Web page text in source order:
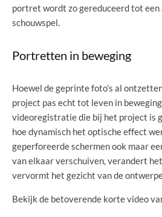
portret wordt zo gereduceerd tot
schouwspel.
Portretten in beweging
Hoewel de geprinte foto’s al
project pas echt tot leven in
videoregistratie die bij het project is
hoe dynamisch het optische effect
geperforeerde schermen ook maar
van elkaar verschuiven, verandert
vervormt het gezicht van de
Bekijk de betoverende korte video